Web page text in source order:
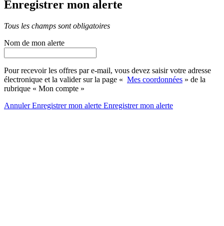
Enregistrer mon alerte
Tous les champs sont obligatoires
Nom de mon alerte
Pour recevoir les offres par e-mail, vous devez saisir votre adresse
électronique et la valider sur la page « Mes coordonnées » de la
rubrique « Mon compte »
AnnulerEnregistrer mon alerte Enregistrermon alerte